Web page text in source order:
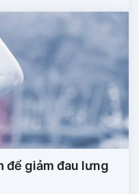
để giảm đau lưng